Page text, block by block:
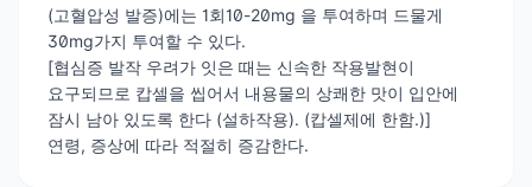
(고혈압성 발증)에는 1회10-20mg 을 투여하며 드물게
30mg가지 투여할 수 있다.
[협심증 발작 우려가 잇은 때는 신속한 작용발현이
요구되므로 캅셀을 씹어서 내용물의 상쾌한 맛이 입안에
잠시 남아 있도록 한다 (설하작용). (캅셀제에 한함.)]
연령, 증상에 따라 적절히 증감한다.